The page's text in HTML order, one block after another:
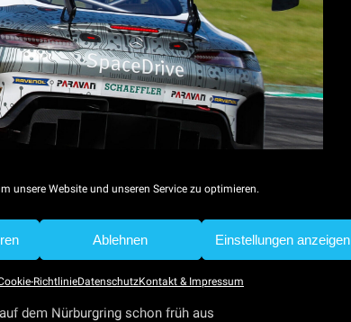
unsere Website und unseren Service zu optimieren.
Ablehnen Einstellungen anzeigen
RichtlinieDatenschutzKontakt & Impressum
dem Nürburgring schon früh aus